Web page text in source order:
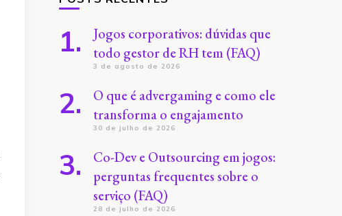
Jogos corporativos: dúvidas que
todo gestor de RH tem (FAQ)
3 de agosto de 2026
O que é advergaming e como ele
transforma o engajamento
30 de julho de 2026
Co-Dev e Outsourcing em jogos:
perguntas frequentes sobre o
serviço (FAQ)
28 de julho de 2026